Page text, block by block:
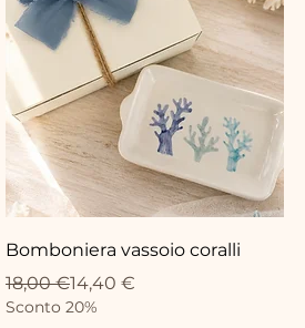
Bomboniera vassoio coralli
Prix original
18,00 €
Prix promotionnel
14,40 €
Sconto 20%